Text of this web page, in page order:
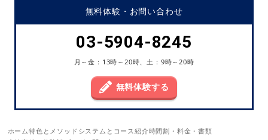
無料体験・ お問い合わせ
03-5904-8245
月～金：13時～20時、土：9時～20時
無料体験する
ホーム特色とメソッド システムとコース紹介時間割・料金・書類